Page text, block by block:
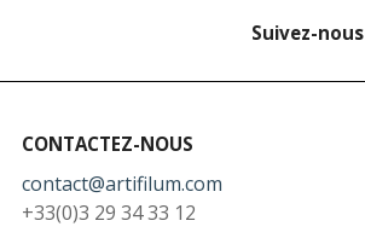
Suivez-nous
CONTACTEZ-NOUS
contact@artifilum.com
+33(0)3 29 34 33 12